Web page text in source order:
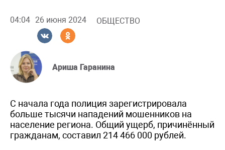
04:04 26 июня 2024 ОБЩЕСТВО
Ариша Гаранина
С начала года полиция зарегистрировала
больше тысячи нападений мошенников на
население региона. Общий ущерб, причинённый
гражданам, составил 214 466 000 рублей.